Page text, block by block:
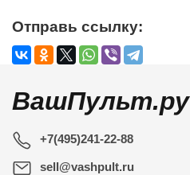
Отправь ссылку:
ВашПульт.ру
+7(495)241-22-88
sell@vashpult.ru